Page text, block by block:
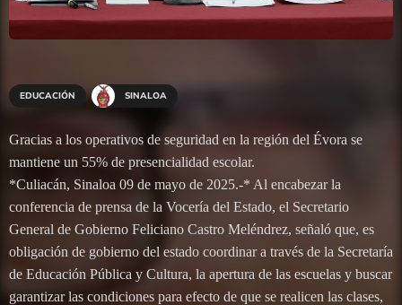
EDUCACIÓN SINALOA
Gracias a los operativos de seguridad en la región del Évora se
mantiene un 55% de presencialidad escolar.
*Culiacán, Sinaloa 09 de mayo de 2025.-* Al encabezar la
conferencia de prensa de la Vocería del Estado, el Secretario
General de Gobierno Feliciano Castro Meléndrez, señaló que, es
obligación de gobierno del estado coordinar a través de la Secretaría
de Educación Pública y Cultura, la apertura de las escuelas y buscar
garantizar las condiciones para efecto de que se realicen las clases,